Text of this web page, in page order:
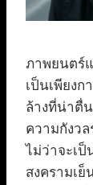
ภาพยนตร์
เป็นเพียง
ล้างที่น่าตื่
ความกังว
ไม่ว่าจะเ
สงครามเ